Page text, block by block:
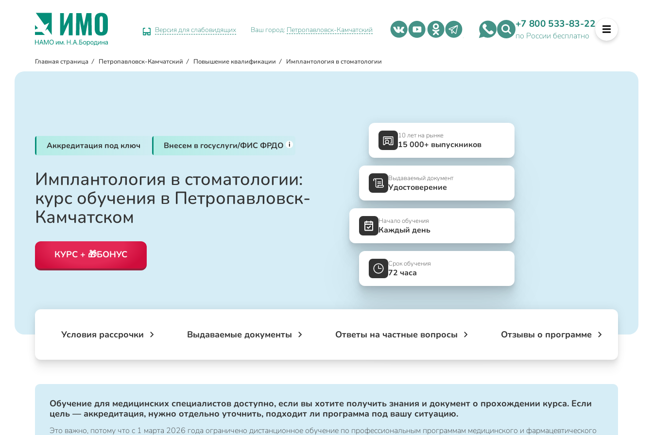
Версия для слабовидящих Ваш город: Петропавловск-Камчатский +7 800 533-83-22
по России бесплатно
Главная страница / Петропавловск-Камчатский / Повышение квалификации / Имплантология в стоматологии
Аккредитация под ключ Внесем в госуслуги/ФИС ФРДО i
Имплантология в стоматологии:
курс обучения в Петропавловск-
Камчатском
КУРС + 🎁БОНУС
10 лет на рынке
15 000+ выпускников
Выдаваемый документ
Удостоверение
Начало обучения
Каждый день
Срок обучения
72 часа
Условия рассрочки Выдаваемые документы Ответы на частные вопросы Отзывы о программе
Обучение для медицинских специалистов доступно, если вы хотите получить знания и документ о прохождении курса. Если
цель — аккредитация, нужно отдельно уточнить, подходит ли программа под вашу ситуацию.
Это важно, потому что с 1 марта 2026 года ограничено дистанционное обучение по профессиональным программам медицинского и фармацевтического